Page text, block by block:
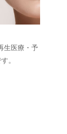
生医療・予
。